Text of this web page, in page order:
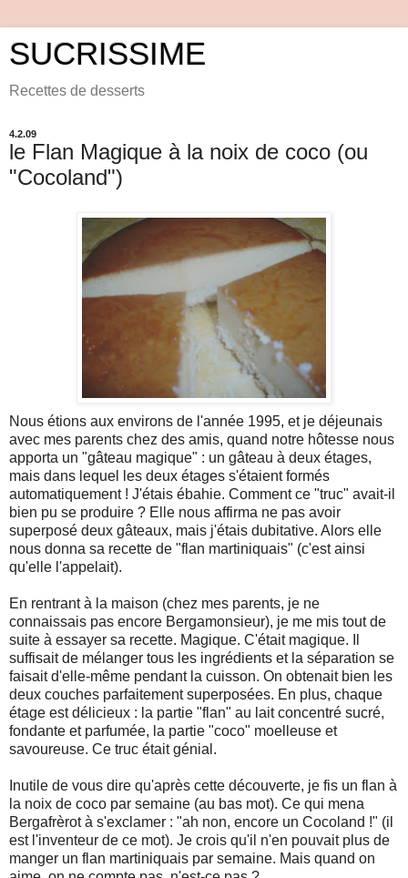
SUCRISSIME
Recettes de desserts
4.2.09
le Flan Magique à la noix de coco (ou
"Cocoland")
Nous étions aux environs de l'année 1995, et je déjeunais
avec mes parents chez des amis, quand notre hôtesse nous
apporta un "gâteau magique" : un gâteau à deux étages,
mais dans lequel les deux étages s'étaient formés
automatiquement ! J'étais ébahie. Comment ce "truc" avait-il
bien pu se produire ? Elle nous affirma ne pas avoir
superposé deux gâteaux, mais j'étais dubitative. Alors elle
nous donna sa recette de "flan martiniquais" (c'est ainsi
qu'elle l'appelait).
En rentrant à la maison (chez mes parents, je ne
connaissais pas encore Bergamonsieur), je me mis tout de
suite à essayer sa recette. Magique. C'était magique. Il
suffisait de mélanger tous les ingrédients et la séparation se
faisait d'elle-même pendant la cuisson. On obtenait bien les
deux couches parfaitement superposées. En plus, chaque
étage est délicieux : la partie "flan" au lait concentré sucré,
fondante et parfumée, la partie "coco" moelleuse et
savoureuse. Ce truc était génial.
Inutile de vous dire qu'après cette découverte, je fis un flan à
la noix de coco par semaine (au bas mot). Ce qui mena
Bergafrèrot à s'exclamer : "ah non, encore un Cocoland !" (il
est l'inventeur de ce mot). Je crois qu'il n'en pouvait plus de
manger un flan martiniquais par semaine. Mais quand on